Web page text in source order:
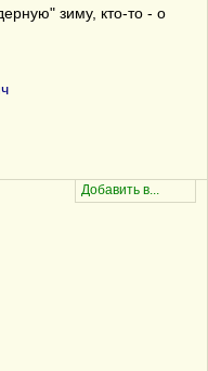
зиму, кто-то - о